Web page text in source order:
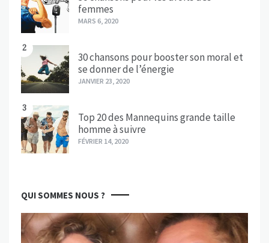
femmes
MARS 6, 2020
2
30 chansons pour booster son moral et
se donner de l’énergie
JANVIER 23, 2020
3
Top 20 des Mannequins grande taille
homme à suivre
FÉVRIER 14, 2020
QUI SOMMES NOUS ?